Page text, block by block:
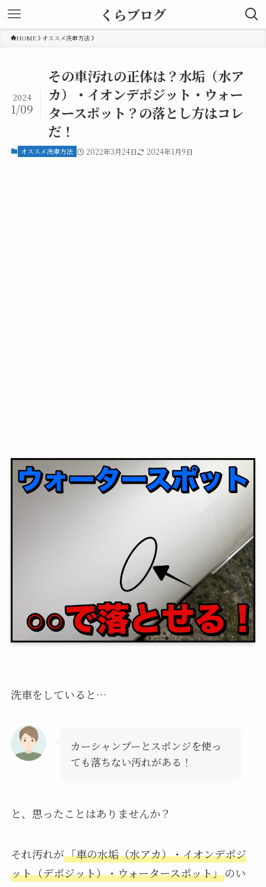
くらブログ
HOME オススメ洗車方法
その車汚れの正体は？水垢（水ア
カ）・イオンデポジット・ウォー
タースポット？の落とし方はコレ
だ！
2024
1/09
オススメ洗車方法 2022年3月24日 2024年1月9日
洗車をしていると…
カーシャンプーとスポンジを使っ
ても落ちない汚れがある！
と、思ったことはありませんか？
それ汚れが「車の水垢（水アカ）・イオンデポジ
ット（デポジット）・ウォータースポット」のい